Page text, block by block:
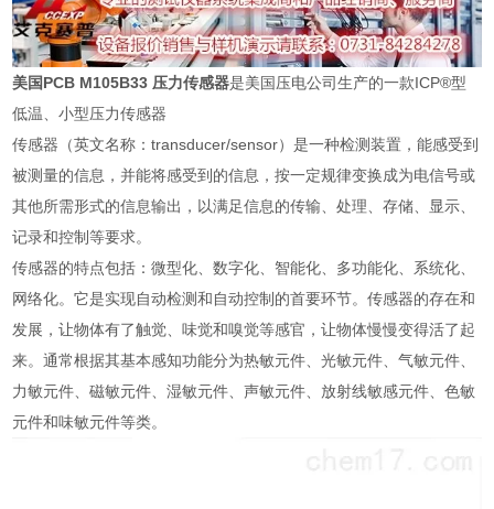
美国PCB M105B33 压力传感器是美国压电公司生产的一款ICP®型
低温、小型压力传感器
传感器（英文名称：transducer/sensor）是一种检测装置，能感受到
被测量的信息，并能将感受到的信息，按一定规律变换成为电信号或
其他所需形式的信息输出，以满足信息的传输、处理、存储、显示、
记录和控制等要求。
传感器的特点包括：微型化、数字化、智能化、多功能化、系统化、
网络化。它是实现自动检测和自动控制的首要环节。传感器的存在和
发展，让物体有了触觉、味觉和嗅觉等感官，让物体慢慢变得活了起
来。通常根据其基本感知功能分为热敏元件、光敏元件、气敏元件、
力敏元件、磁敏元件、湿敏元件、声敏元件、放射线敏感元件、色敏
元件和味敏元件等类。